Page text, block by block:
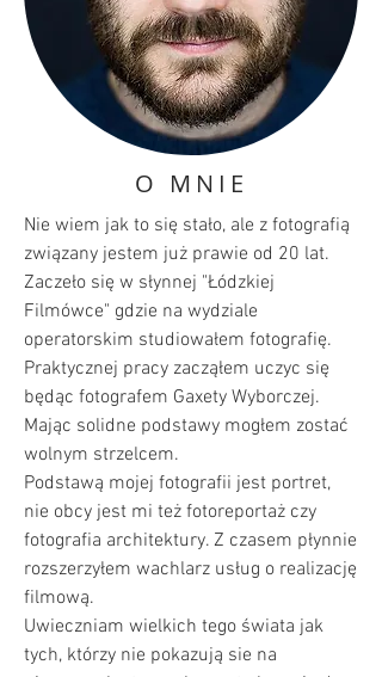
O MNIE
Nie wiem jak to się stało, ale z fotografią
związany jestem już prawie od 20 lat.
Zaczeło się w słynnej "Łódzkiej
Filmówce" gdzie na wydziale
operatorskim studiowałem fotografię.
Praktycznej pracy zacząłem uczyc się
będąc fotografem Gaxety Wyborczej.
Mając solidne podstawy mogłem zostać
wolnym strzelcem.
Podstawą mojej fotografii jest portret,
nie obcy jest mi też fotoreportaż czy
fotografia architektury. Z czasem płynnie
rozszerzyłem wachlarz usług o realizację
filmową.
Uwieczniam wielkich tego świata jak
tych, którzy nie pokazują sie na